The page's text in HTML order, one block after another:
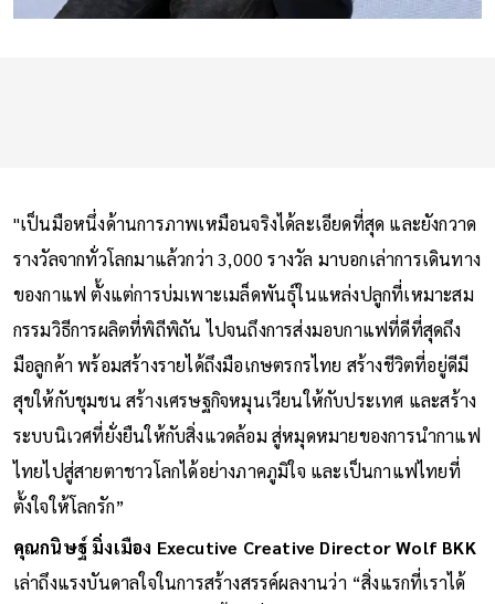
"เป็นมือหนึ่งด้านการภาพเหมือนจริงได้ละเอียดที่สุด และยังกวาด
รางวัลจากทั่วโลกมาแล้วกว่า 3,000 รางวัล มาบอกเล่าการเดินทาง
ของกาแฟ ตั้งแต่การบ่มเพาะเมล็ดพันธุ์ในแหล่งปลูกที่เหมาะสม
กรรมวิธีการผลิตที่พิถีพิถัน ไปจนถึงการส่งมอบกาแฟที่ดีที่สุดถึง
มือลูกค้า พร้อมสร้างรายได้ถึงมือเกษตรกรไทย สร้างชีวิตที่อยู่ดีมี
สุขให้กับชุมชน สร้างเศรษฐกิจหมุนเวียนให้กับประเทศ และสร้าง
ระบบนิเวศที่ยั่งยืนให้กับสิ่งแวดล้อม สู่หมุดหมายของการนำกาแฟ
ไทยไปสู่สายตาชาวโลกได้อย่างภาคภูมิใจ และเป็นกาแฟไทยที่
ตั้งใจให้โลกรัก”
คุณกนิษฐ์ มิ่งเมือง Executive Creative Director Wolf BKK
เล่าถึงแรงบันดาลใจในการสร้างสรรค์ผลงานว่า “สิ่งแรกที่เราได้